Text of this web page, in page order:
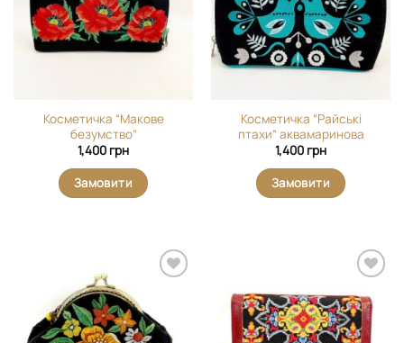
Косметичка “Макове
безумство”
1,400 грн
Замовити
Косметичка “Райські
птахи” аквамаринова
1,400 грн
Замовити
вибране
виріб у
вибране